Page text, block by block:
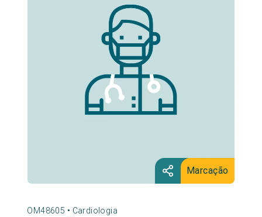
Marcação
OM48605 • Cardiologia